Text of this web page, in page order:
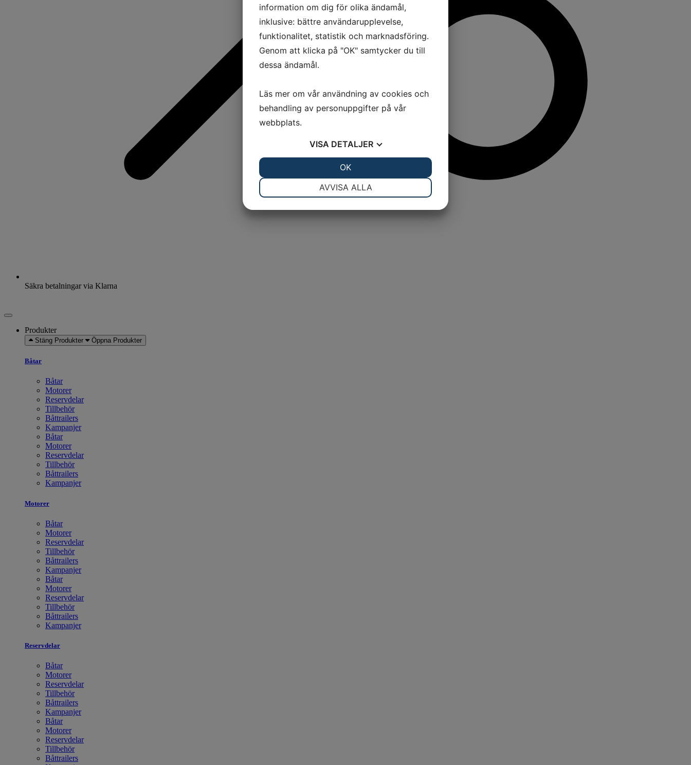
Säkra betalningar via Klarna
Produkter
Stäng Produkter Öppna Produkter
Båtar
Båtar
Motorer
Reservdelar
Tillbehör
Båttrailers
Kampanjer
Båtar
Motorer
Reservdelar
Tillbehör
Båttrailers
Kampanjer
Motorer
Båtar
Motorer
Reservdelar
Tillbehör
Båttrailers
Kampanjer
Båtar
Motorer
Reservdelar
Tillbehör
Båttrailers
Kampanjer
Reservdelar
Båtar
Motorer
Reservdelar
Tillbehör
Båttrailers
Kampanjer
Båtar
Motorer
Reservdelar
Tillbehör
Båttrailers
information om dig för olika ändamål,
inklusive: bättre användarupplevelse,
funktionalitet, statistik och marknadsföring.
Genom att klicka på "OK" samtycker du till
dessa ändamål.
Läs mer om vår användning av cookies och
behandling av personuppgifter på vår
webbplats.
VISA DETALJER
AVVISA ALLA
OK